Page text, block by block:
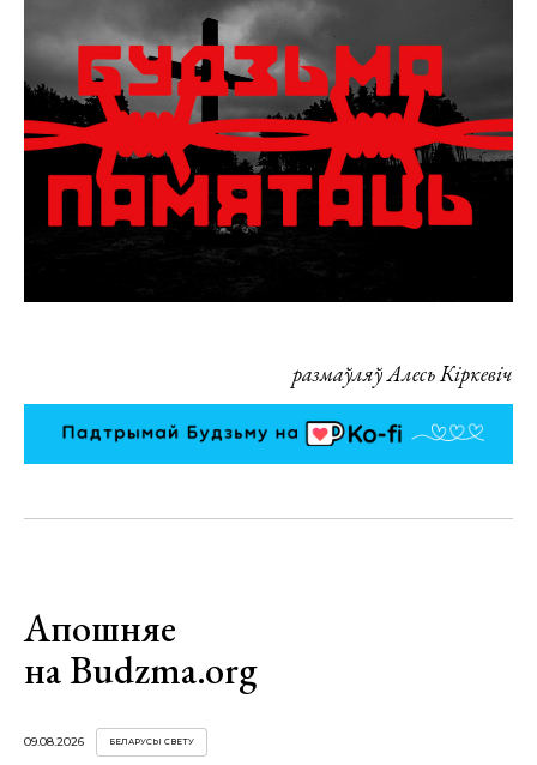
размаўляў Алесь Кіркевіч
Апошняе
на Budzma.org
09.08.2026 БЕЛАРУСЫ СВЕТУ